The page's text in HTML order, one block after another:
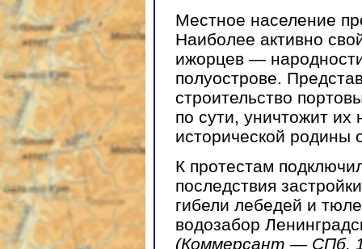
Местное население
Наиболее активно
ижорцев —
полуострове.
строительство
по сути, уничтожит их
исторической родины
К протестам
последствия
гибели лебедей и
водозабор
(Коммерсант — СПб,